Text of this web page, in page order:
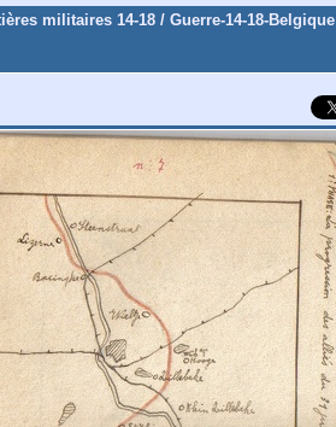
militaires 14-18 / Guerre-14-18-Belgique